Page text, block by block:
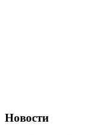
Новости